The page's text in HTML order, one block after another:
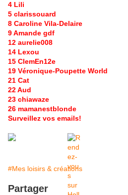
4 Lili
5 clarissouard
8 Caroline Vila-Delaire
9 Amande gdf
12 aurelie008
14 Lexou
15 ClemEn12e
19 Véronique-Poupette World
21 Cat
22 Aud
23 chiawaze
26 mamanestblonde
Surveillez vos emails!
#Mes loisirs & créations
Partager